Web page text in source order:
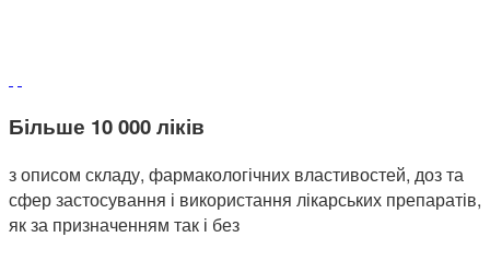
Більше 10 000 ліків
з описом складу, фармакологічних властивостей, доз та
сфер застосування і використання лікарських препаратів,
як за призначенням так і без